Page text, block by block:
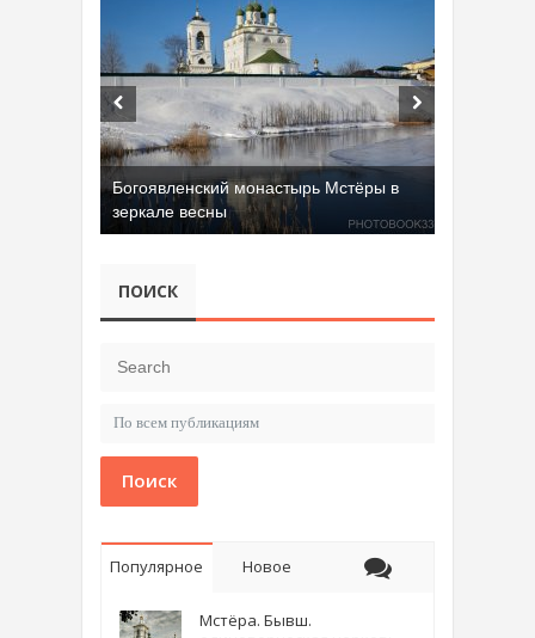
Богоявленский монастырь Мстёры в
зеркале весны
ПОИСК
Поиск
Популярное Новое
Мстёра. Бывш.